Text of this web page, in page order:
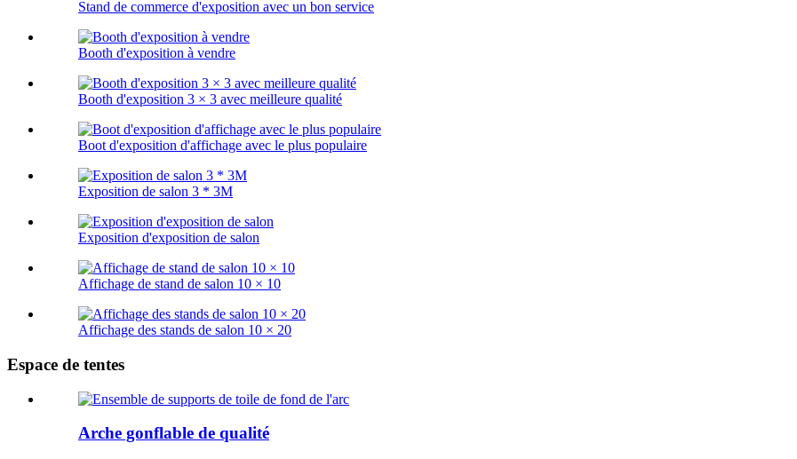
Stand de commerce d'exposition avec un bon service
Booth d'exposition à vendre
Booth d'exposition 3 × 3 avec meilleure qualité
Boot d'exposition d'affichage avec le plus populaire
Exposition de salon 3 * 3M
Exposition d'exposition de salon
Affichage de stand de salon 10 × 10
Affichage des stands de salon 10 × 20
Espace de tentes
Arche gonflable de qualité